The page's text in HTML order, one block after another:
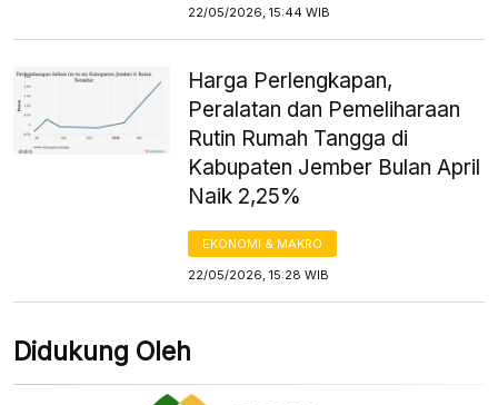
22/05/2026, 15:44 WIB
Harga Perlengkapan,
Peralatan dan Pemeliharaan
Rutin Rumah Tangga di
Kabupaten Jember Bulan April
Naik 2,25%
EKONOMI & MAKRO
22/05/2026, 15:28 WIB
Didukung Oleh